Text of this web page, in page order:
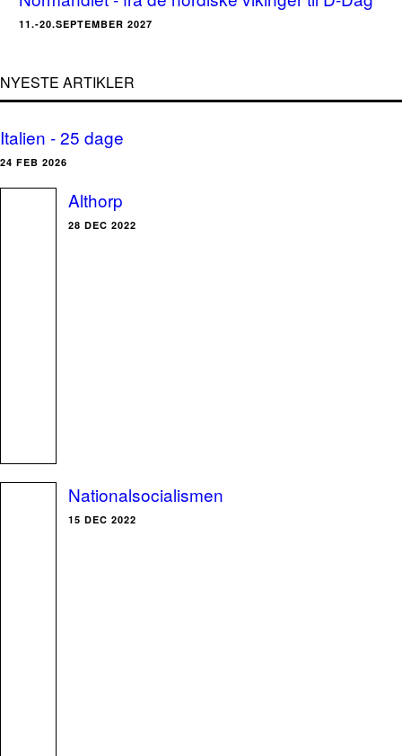
11.-20.SEPTEMBER 2027
NYESTE ARTIKLER
Italien - 25 dage
24 FEB 2026
Althorp
28 DEC 2022
Nationalsocialismen
15 DEC 2022